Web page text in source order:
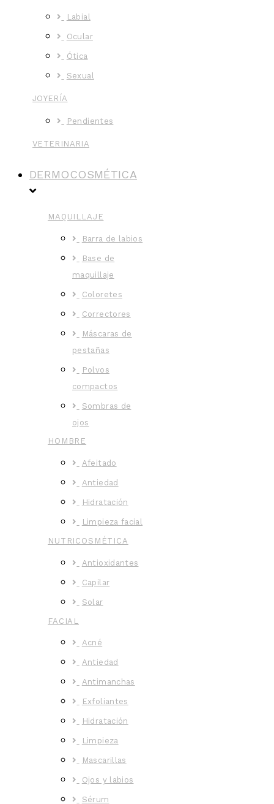
Labial
Ocular
Ótica
Sexual
JOYERÍA
Pendientes
VETERINARIA
DERMOCOSMÉTICA
MAQUILLAJE
Barra de labios
Base de
maquillaje
Coloretes
Correctores
Máscaras de
pestañas
Polvos
compactos
Sombras de
ojos
HOMBRE
Afeitado
Antiedad
Hidratación
Limpieza facial
NUTRICOSMÉTICA
Antioxidantes
Capilar
Solar
FACIAL
Acné
Antiedad
Antimanchas
Exfoliantes
Hidratación
Limpieza
Mascarillas
Ojos y labios
Sérum